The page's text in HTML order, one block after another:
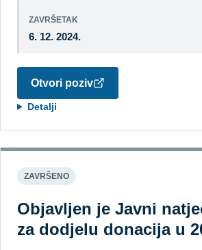
ZAVRŠETAK
6. 12. 2024.
Otvori poziv
Detalji
ZAVRŠENO
Objavljen je Javni
za dodjelu donacija u